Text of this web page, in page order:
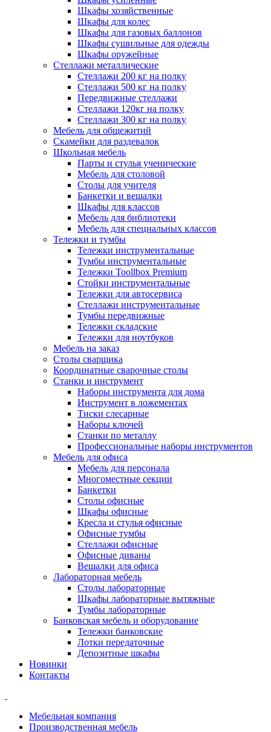
Шкафы хозяйственные
Шкафы для колес
Шкафы для газовых баллонов
Шкафы сушильные для одежды
Шкафы оружейные
Стеллажи металлические
Стеллажи 200 кг на полку
Стеллажи 500 кг на полку
Передвижные стеллажи
Стеллажи 120кг на полку
Cтеллажи 300 кг на полку
Мебель для общежитий
Скамейки для раздевалок
Школьная мебель
Парты и стулья ученические
Мебель для столовой
Столы для учителя
Банкетки и вешалки
Шкафы для классов
Мебель для библиотеки
Мебель для специальных классов
Тележки и тумбы
Тележки инструментальные
Тумбы инструментальные
Тележки Toollbox Premium
Стойки инструментальные
Тележки для автосервиса
Стеллажи инструментальные
Тумбы передвижные
Тележки складские
Тележки для ноутбуков
Мебель на заказ
Столы сварщика
Координатные сварочные столы
Станки и инструмент
Наборы инструмента для дома
Инструмент в ложементах
Тиски слесарные
Наборы ключей
Станки по металлу
Профессиональные наборы инструментов
Мебель для офиса
Мебель для персонала
Многоместные секции
Банкетки
Столы офисные
Шкафы офисные
Кресла и стулья офисные
Офисные тумбы
Стеллажи офисные
Офисные диваны
Вешалки для офиса
Лабораторная мебель
Столы лабораторные
Шкафы лабораторные вытяжные
Тумбы лабораторные
Банковская мебель и оборудование
Тележки банковские
Лотки передаточные
Депозитные шкафы
Новинки
Контакты
Мебельная компания
Производственная мебель